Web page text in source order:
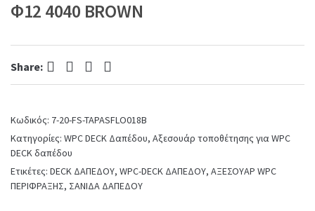
:Φ12 4040 BROWN
Share: Facebook Twitter Pinterest LinkedIn
Κωδικός: 7-20-FS-TAPASFLO018B
Κατηγορίες: WPC DECK Δαπέδου, Αξεσουάρ τοποθέτησης για WPC
DECK δαπέδου
Ετικέτες: DECK ΔΑΠΕΔΟΥ, WPC-DECK ΔΑΠΕΔΟΥ, ΑΞΕΣΟΥΑΡ WPC
ΠΕΡΙΦΡΑΞΗΣ, ΣΑΝΙΔΑ ΔΑΠΕΔΟΥ